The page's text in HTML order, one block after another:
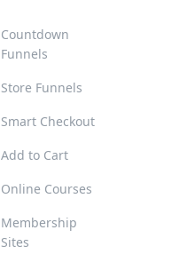
Countdown
Funnels
Store Funnels
Smart Checkout
Add to Cart
Online Courses
Membership
Sites